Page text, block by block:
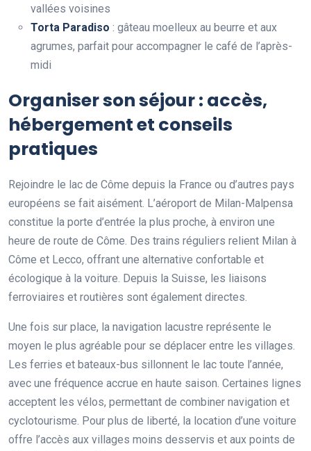
vallées voisines
Torta Paradiso : gâteau moelleux au beurre et aux
agrumes, parfait pour accompagner le café de l’après-
midi
Organiser son séjour : accès,
hébergement et conseils
pratiques
Rejoindre le lac de Côme depuis la France ou d’autres pays
européens se fait aisément. L’aéroport de Milan-Malpensa
constitue la porte d’entrée la plus proche, à environ une
heure de route de Côme. Des trains réguliers relient Milan à
Côme et Lecco, offrant une alternative confortable et
écologique à la voiture. Depuis la Suisse, les liaisons
ferroviaires et routières sont également directes.
Une fois sur place, la navigation lacustre représente le
moyen le plus agréable pour se déplacer entre les villages.
Les ferries et bateaux-bus sillonnent le lac toute l’année,
avec une fréquence accrue en haute saison. Certaines lignes
acceptent les vélos, permettant de combiner navigation et
cyclotourisme. Pour plus de liberté, la location d’une voiture
offre l’accès aux villages moins desservis et aux points de